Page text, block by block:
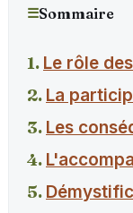
☰Sommaire
Le rôle
La
Les